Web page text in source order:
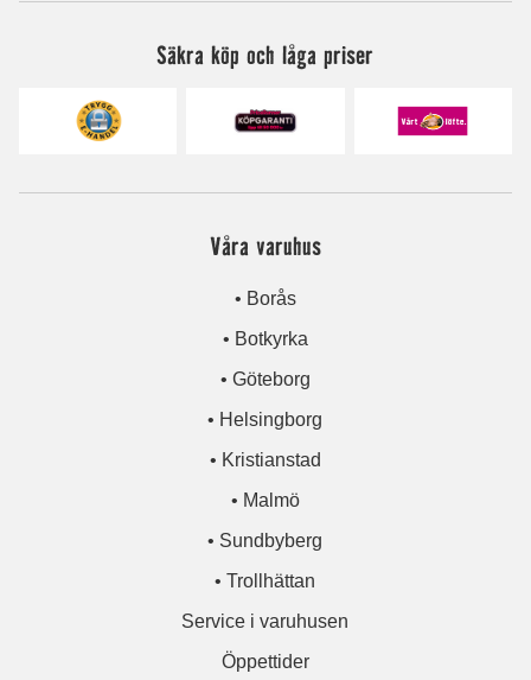
Säkra köp och låga priser
Våra varuhus
• Borås
• Botkyrka
• Göteborg
• Helsingborg
• Kristianstad
• Malmö
• Sundbyberg
• Trollhättan
Service i varuhusen
Öppettider